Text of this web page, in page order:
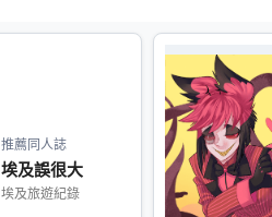
推薦同人誌
埃及誤很大
埃及旅遊紀錄